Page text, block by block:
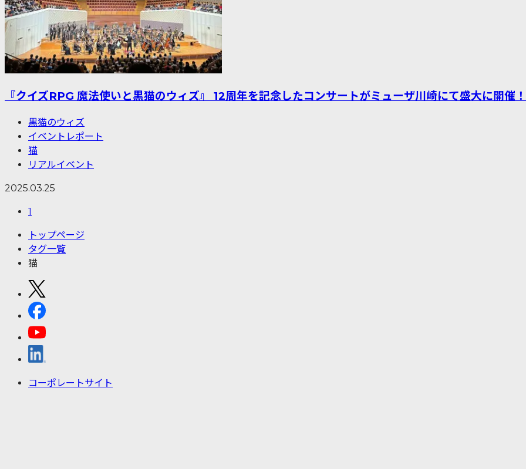
『クイズRPG 魔法使いと黒猫のウィズ』 12周年を記念したコンサートがミューザ川崎にて盛大に開催！
黒猫のウィズ
イベントレポート
猫
リアルイベント
2025.03.25
1
トップページ
タグ一覧
猫
コーポレートサイト